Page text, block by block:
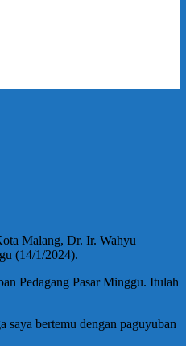
Malang, Dr. Ir. Wahyu
(14/1/2024).
Pedagang Pasar Minggu. Itulah
bertemu dengan paguyuban